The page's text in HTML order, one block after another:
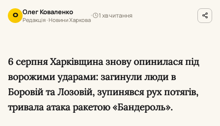
О Олег Коваленко
Редакція · Новини Харкова
1 хв читання
6 серпня Харківщина знову опинилася під
ворожими ударами: загинули люди в
Боровій та Лозовій, зупинявся рух потягів,
тривала атака ракетою «Бандероль».